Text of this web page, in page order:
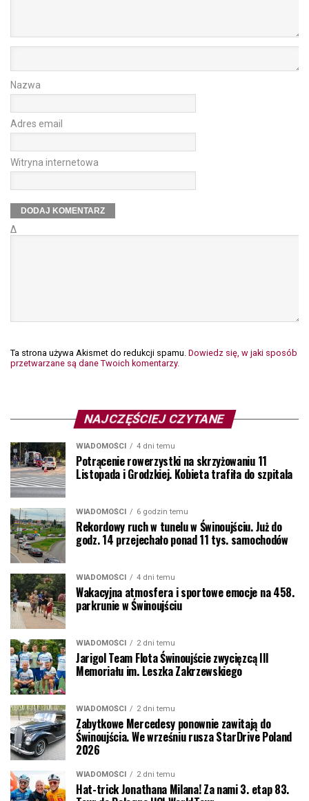
Nazwa
Adres email
Witryna internetowa
Δ
Ta strona używa Akismet do redukcji spamu. Dowiedz się, w jaki sposób
przetwarzane są dane Twoich komentarzy.
NAJCZĘŚCIEJ CZYTANE
WIADOMOŚCI 4 dni temu
Potrącenie rowerzystki na skrzyżowaniu 11
Listopada i Grodzkiej. Kobieta trafiła do szpitala
WIADOMOŚCI 6 godzin temu
Rekordowy ruch w tunelu w Świnoujściu. Już do
godz. 14 przejechało ponad 11 tys. samochodów
WIADOMOŚCI 4 dni temu
Wakacyjna atmosfera i sportowe emocje na 458.
parkrunie w Świnoujściu
WIADOMOŚCI 2 dni temu
Jarigol Team Flota Świnoujście zwycięzcą III
Memoriału im. Leszka Zakrzewskiego
WIADOMOŚCI 2 dni temu
Zabytkowe Mercedesy ponownie zawitają do
Świnoujścia. We wrześniu rusza StarDrive Poland
2026
WIADOMOŚCI 2 dni temu
Hat-trick Jonathana Milana! Za nami 3. etap 83.